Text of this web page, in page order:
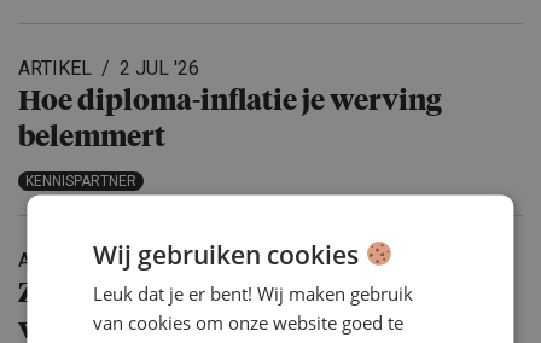
ARTIKEL 2 JUL '26
Hoe diploma-inflatie je werving
belemmert
KENNISPARTNER
ARTIKEL 18 JUN '26
Zo creëer je meer plezier en
verbinding op het werk: “Als je goed
Wij gebruiken cookies
Leuk dat je er bent! Wij maken gebruik
van cookies om onze website goed te